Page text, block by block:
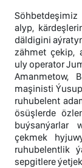
alyp,
däldigini
zähmet çekip,
uly operator
Amanmetow,
maşinisti
ruhubelent
ösüşlerde
buýsanýarlar
çekmek
ruhubelentlik
sepgitlere